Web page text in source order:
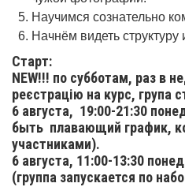
Научимся сознательно
Начнём видеть структуру
Старт:
NEW!!! по субботам, раз в
реєстрацію на курс, група
6 августа, 19:00-21:30
быть плавающий график,
участниками).
6 августа, 11:00-13:30
(группа запускается по